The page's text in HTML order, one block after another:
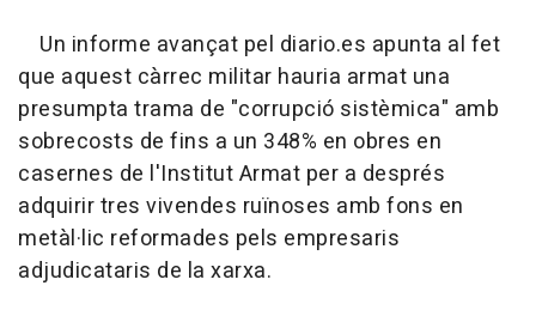
Un informe avançat pel diario.es apunta al fet
que aquest càrrec militar hauria armat una
presumpta trama de "corrupció sistèmica" amb
sobrecosts de fins a un 348% en obres en
casernes de l'Institut Armat per a després
adquirir tres vivendes ruïnoses amb fons en
metàl·lic reformades pels empresaris
adjudicataris de la xarxa.